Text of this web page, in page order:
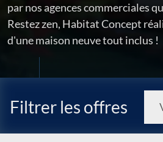
par nos agences commerciales
Restez zen, Habitat Concept
d'une maison neuve tout inclus !
Filtrer les offres